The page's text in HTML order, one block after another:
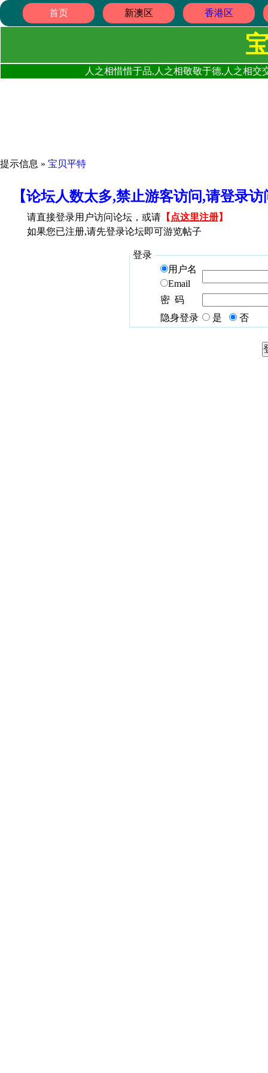
首页 新澳区 香港区
人之相惜惜于品,人之相敬敬于德,人之相
提示信息 » 宝贝平特
【论坛人数太多,禁止游客访问,请登录
请直接登录用户访问论坛，或请 【 点这里注册】
如果您已注册,请先登录论坛即可游览帖子
登录
用户名
Email
密 码
隐身登录
是 否